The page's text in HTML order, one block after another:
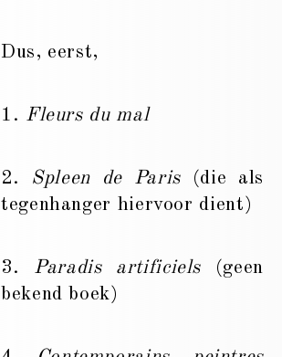
Dus, eerst,
1. Fleurs du mal
2. Spleen de Paris(die als
tegenhanger hiervoor dient)
3. Paradis artificiels (geen
bekend boek)